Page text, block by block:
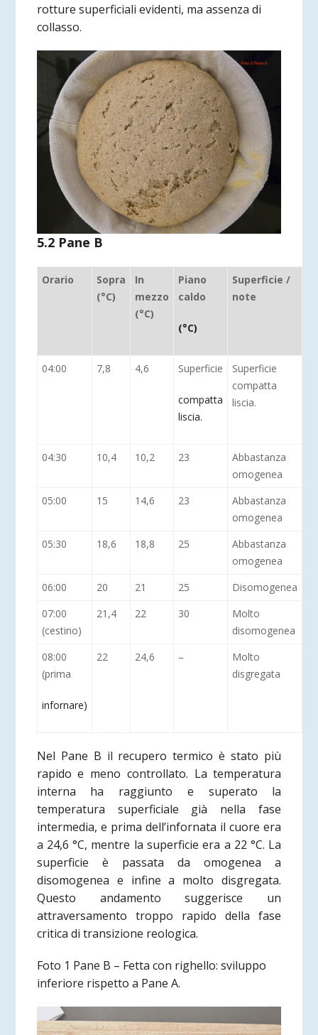
rotture superficiali evidenti, ma assenza di
collasso.
5.2 Pane B
Orario
Sopra
(°C)
In
mezzo
(°C)
Piano
caldo
(°C)
Superficie /
note
04:00 7,8 4,6 Superficie
compatta
liscia.
Superficie
compatta
liscia.
04:30 10,4 10,2 23
Abbastanza
omogenea
05:00
15 14,6 23
Abbastanza
omogenea
05:30
18,6 18,8 25
Abbastanza
omogenea
06:00
20 21 25
Disomogenea
07:00
(cestino)
21,4 22 30
Molto
disomogenea
08:00
(prima
infornare)
22 24,6 –
Molto
disgregata
Nel Pane B il recupero termico è stato più
rapido e meno controllato. La temperatura
interna ha raggiunto e superato la
temperatura superficiale già nella fase
intermedia, e prima dell’infornata il cuore era
a 24,6 °C, mentre la superficie era a 22 °C. La
superficie è passata da omogenea a
disomogenea e infine a molto disgregata.
Questo andamento suggerisce un
attraversamento troppo rapido della fase
critica di transizione reologica.
Foto 1 Pane B – Fetta con righello: sviluppo
inferiore rispetto a Pane A.